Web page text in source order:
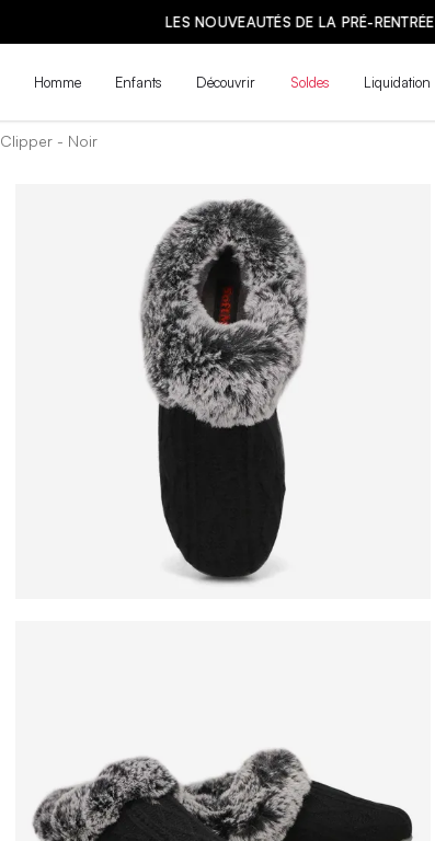
LES NOUVEAUTÉS DE LA PRÉ-RENTRÉE SONT
Homme Enfants Découvrir Soldes Liquidation
Clipper - Noir